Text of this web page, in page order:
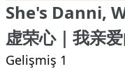
She's Danni,
虚荣心｜我亲
Gelişmiş 1